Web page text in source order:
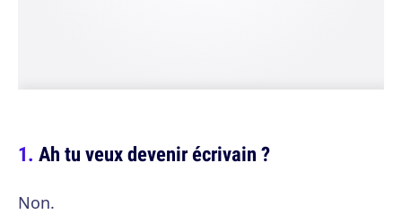
Ah tu veux devenir écrivain ?
Non.